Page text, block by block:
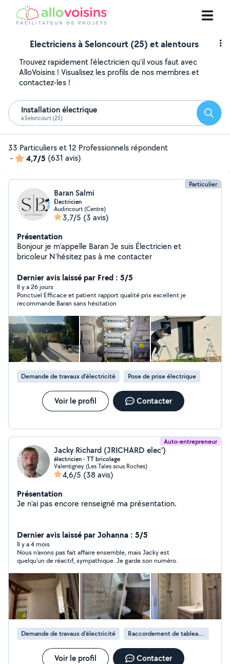
Electriciens à Seloncourt (25) et alentours
Trouvez rapidement l'électricien qu'il vous faut avec
AlloVoisins ! Visualisez les profils de nos membres et
contactez-les !
Installation électrique
à Seloncourt (25)
33 Particuliers et 12 Professionnels répondent
-
4,7/5 (631 avis)
Particulier
Baran Salmi
Électricien
Audincourt (Centre)
3,7/5 (3 avis)
Présentation
Bonjour je m'appelle Baran Je suis Électricien et
bricoleur N'hésitez pas à me contacter
Dernier avis laissé par Fred : 5/5
Il y a 26 jours
Ponctuel Efficace et patient rapport qualité prix excellent je
recommande Baran sans hésitation
Demande de travaux d’électricité Pose de prise électrique
Voir le profil Contacter
Auto-entrepreneur
Jacky Richard (JRICHARD elec')
électricien - TT bricolage
Valentigney (Les Tales sous Roches)
4,6/5 (38 avis)
Présentation
Je n'ai pas encore renseigné ma présentation.
Dernier avis laissé par Johanna : 5/5
Il y a 4 mois
Nous n'avons pas fait affaire ensemble, mais Jacky est
quelqu'un de réactif, sympathique. Je garde son numéro.
Demande de travaux d’électricité Raccordement de tableau électrique
Voir le profil Contacter